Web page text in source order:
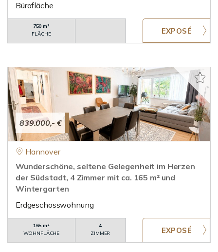
Bürofläche
750 m²
FLÄCHE
839.000,- €
Hannover
Wunderschöne, seltene Gelegenheit im Herzen
der Südstadt, 4 Zimmer mit ca. 165 m² und
Wintergarten
Erdgeschosswohnung
165 m²
WOHNFLÄCHE
4
ZIMMER